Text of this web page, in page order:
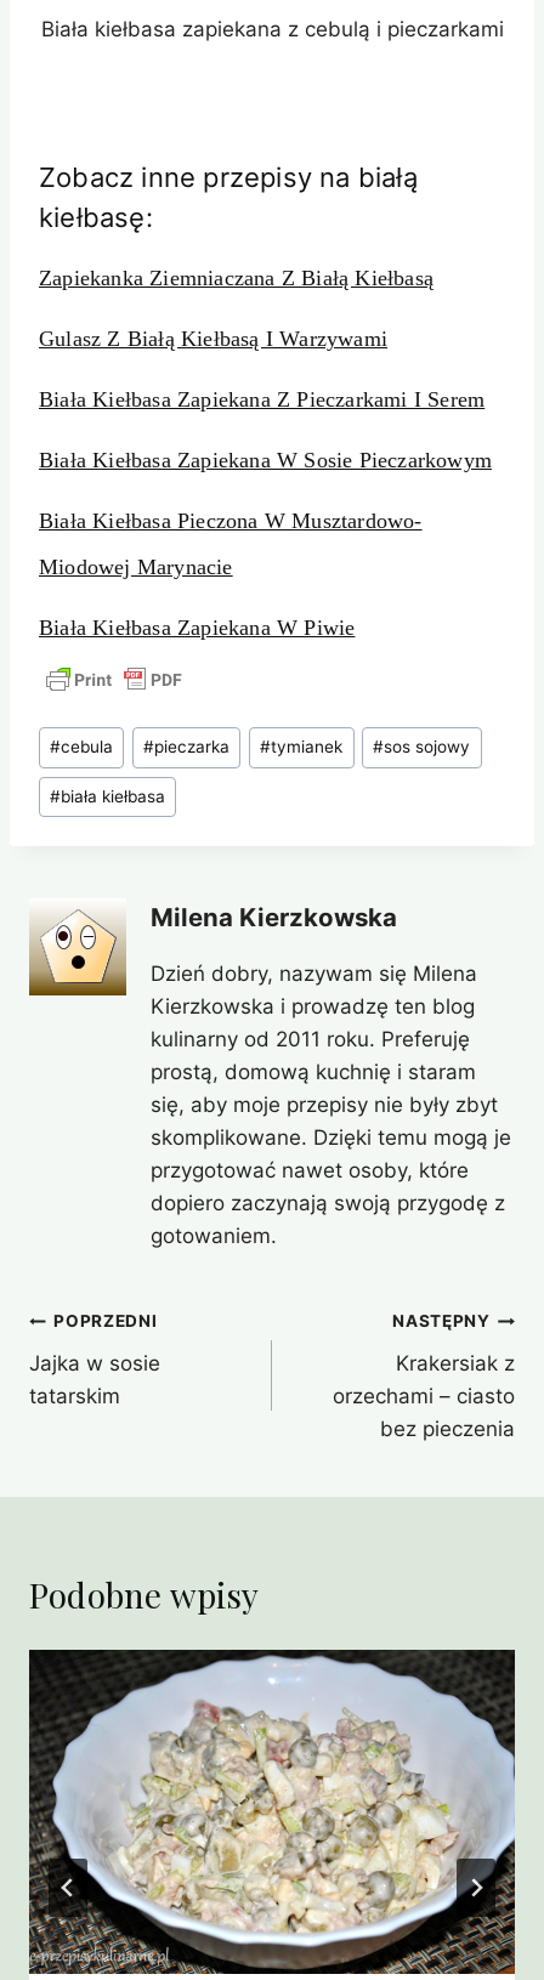
Biała kiełbasa zapiekana z cebulą i pieczarkami
Zobacz inne przepisy na białą
kiełbasę:
Zapiekanka Ziemniaczana Z Białą Kiełbasą
Gulasz Z Białą Kiełbasą I Warzywami
Biała Kiełbasa Zapiekana Z Pieczarkami I Serem
Biała Kiełbasa Zapiekana W Sosie Pieczarkowym
Biała Kiełbasa Pieczona W Musztardowo-
Miodowej Marynacie
Biała Kiełbasa Zapiekana W Piwie
Tagi
wpisu:
#cebula #pieczarka #tymianek #sos sojowy
#biała kiełbasa
Milena Kierzkowska
Dzień dobry, nazywam się Milena
Kierzkowska i prowadzę ten blog
kulinarny od 2011 roku. Preferuję
prostą, domową kuchnię i staram
się, aby moje przepisy nie były zbyt
skomplikowane. Dzięki temu mogą je
przygotować nawet osoby, które
dopiero zaczynają swoją przygodę z
gotowaniem.
Nawigacja
wpisu
POPRZEDNI
Jajka w sosie
tatarskim
NASTĘPNY
Krakersiak z
orzechami – ciasto
bez pieczenia
Podobne wpisy